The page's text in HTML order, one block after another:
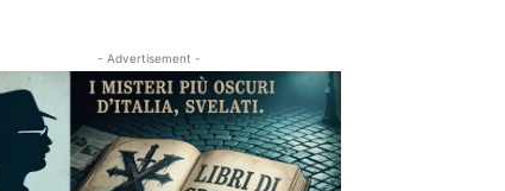
- Advertisement -